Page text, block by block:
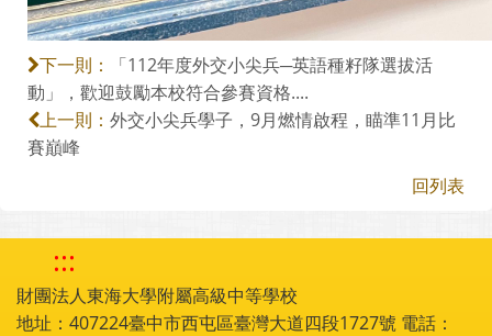
下一則：
「112年度外交小尖兵─英語種籽隊選拔活
動」，歡迎鼓勵本校符合參賽資格....
上一則： 外交小尖兵學子，9月燃情啟程，瞄準11月比
賽巔峰
回列表
:::
財團法人東海大學附屬高級中等學校
地址：407224臺中市西屯區臺灣大道四段1727號 電話：